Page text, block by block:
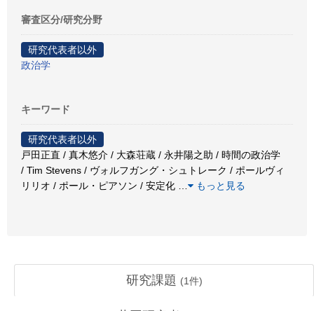
審査区分/研究分野
研究代表者以外
政治学
キーワード
研究代表者以外
戸田正直 / 真木悠介 / 大森荘蔵 / 永井陽之助 / 時間の政治学
/ Tim Stevens / ヴォルフガング・シュトレーク / ポールヴィ
リリオ / ポール・ピアソン / 安定化
もっと見る
研究課題 (1件)